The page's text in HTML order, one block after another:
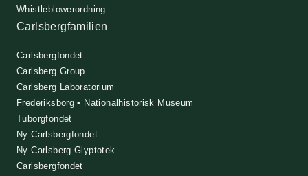
Whistleblowerordning
Carlsbergfamilien
Carlsbergfondet
Carlsberg Group
Carlsberg Laboratorium
Frederiksborg • Nationalhistorisk Museum
Tuborgfondet
Ny Carlsbergfondet
Ny Carlsberg Glyptotek
Carlsbergfondet